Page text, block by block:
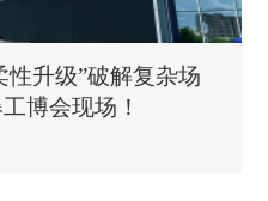
性升级”破解复杂场
博会现场！